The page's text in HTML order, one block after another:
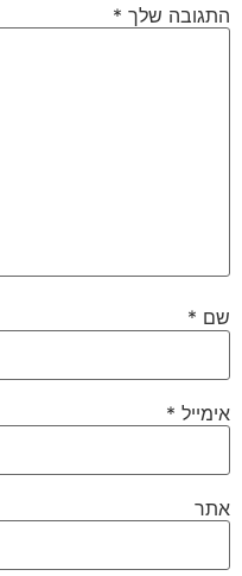
התגובה שלך *
שם *
אימייל *
אתר